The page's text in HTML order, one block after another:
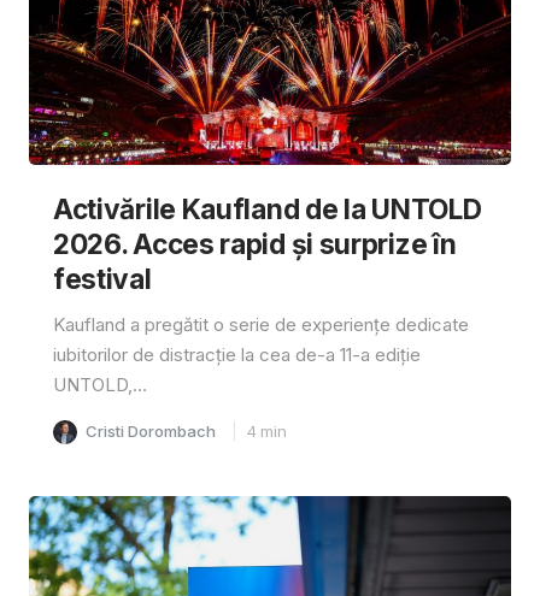
Activările Kaufland de la UNTOLD
2026. Acces rapid și surprize în
festival
Kaufland a pregătit o serie de experiențe dedicate
iubitorilor de distracție la cea de-a 11-a ediție
UNTOLD,...
Cristi Dorombach 4 min